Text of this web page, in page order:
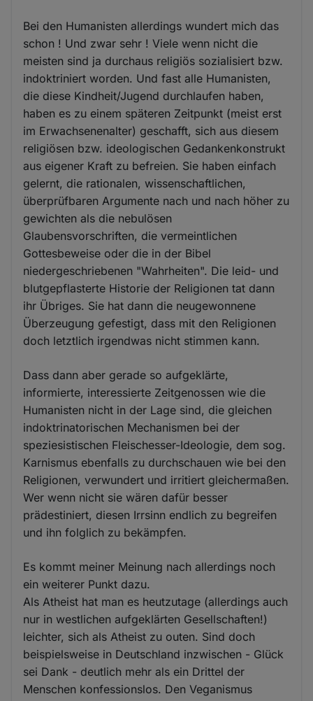
Bei den Humanisten allerdings wundert mich das
schon ! Und zwar sehr ! Viele wenn nicht die
meisten sind ja durchaus religiös sozialisiert bzw.
indoktriniert worden. Und fast alle Humanisten,
die diese Kindheit/Jugend durchlaufen haben,
haben es zu einem späteren Zeitpunkt (meist erst
im Erwachsenenalter) geschafft, sich aus diesem
religiösen bzw. ideologischen Gedankenkonstrukt
aus eigener Kraft zu befreien. Sie haben einfach
gelernt, die rationalen, wissenschaftlichen,
überprüfbaren Argumente nach und nach höher zu
gewichten als die nebulösen
Glaubensvorschriften, die vermeintlichen
Gottesbeweise oder die in der Bibel
niedergeschriebenen "Wahrheiten". Die leid- und
blutgepflasterte Historie der Religionen tat dann
ihr Übriges. Sie hat dann die neugewonnene
Überzeugung gefestigt, dass mit den Religionen
doch letztlich irgendwas nicht stimmen kann.
Dass dann aber gerade so aufgeklärte,
informierte, interessierte Zeitgenossen wie die
Humanisten nicht in der Lage sind, die gleichen
indoktrinatorischen Mechanismen bei der
speziesistischen Fleischesser-Ideologie, dem sog.
Karnismus ebenfalls zu durchschauen wie bei den
Religionen, verwundert und irritiert gleichermaßen.
Wer wenn nicht sie wären dafür besser
prädestiniert, diesen Irrsinn endlich zu begreifen
und ihn folglich zu bekämpfen.
Es kommt meiner Meinung nach allerdings noch
ein weiterer Punkt dazu.
Als Atheist hat man es heutzutage (allerdings auch
nur in westlichen aufgeklärten Gesellschaften!)
leichter, sich als Atheist zu outen. Sind doch
beispielsweise in Deutschland inzwischen - Glück
sei Dank - deutlich mehr als ein Drittel der
Menschen konfessionslos. Den Veganismus